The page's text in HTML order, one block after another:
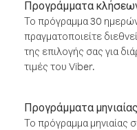
Προγράμματα
Το πρόγραμμα 30
πραγματοποιείτε
της επιλογής σας για
τιμές του Viber.
Προγράμματα
Το πρόγραμμα μηνιαίας